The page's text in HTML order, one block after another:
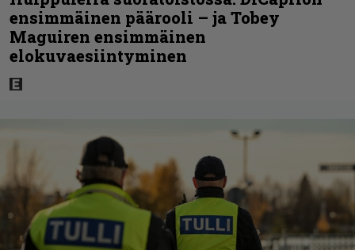
ensimmäinen päärooli – ja Tobey
Maguiren ensimmäinen
elokuvaesiintyminen